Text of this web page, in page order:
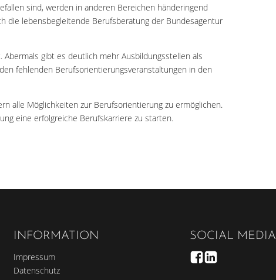
sind, werden in anderen Bereichen händeringend
die lebensbegleitende Berufsberatung der Bundesagentur
gibt es deutlich mehr Ausbildungsstellen als
fehlenden Berufsorientierungsveranstaltungen in den
alle Möglichkeiten zur Berufsorientierung zu ermöglichen.
eine erfolgreiche Berufskarriere zu starten.
INFORMATION
Impressum
Datenschutz
SOCIAL MEDIA